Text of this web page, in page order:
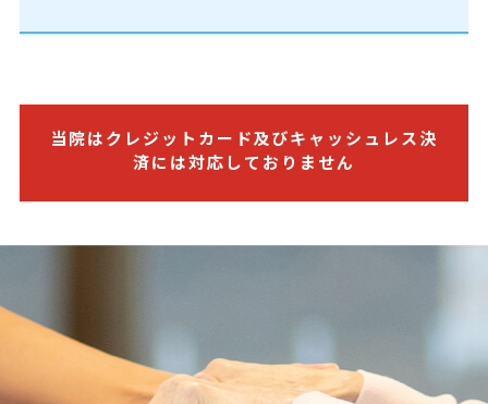
当院はクレジットカード及びキャッシュレス決
済には対応しておりません